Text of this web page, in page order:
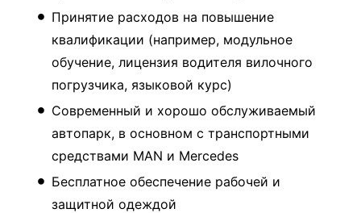
Принятие расходов на повышение
квалификации (например, модульное
обучение, лицензия водителя вилочного
погрузчика, языковой курс)
Современный и хорошо обслуживаемый
автопарк, в основном с транспортными
средствами MAN и Mercedes
Бесплатное обеспечение рабочей и
защитной одеждой